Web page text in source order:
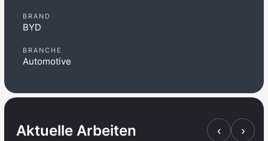
BRAND
BYD
BRANCHE
Automotive
Aktuelle Arbeiten ‹ ›